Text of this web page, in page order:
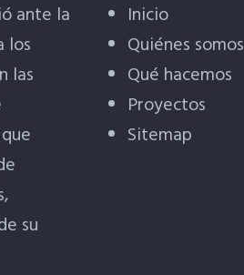
ante la
los
las
su
Inicio
Quiénes somos
Qué hacemos
Proyectos
Sitemap